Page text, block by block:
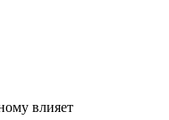
влияет